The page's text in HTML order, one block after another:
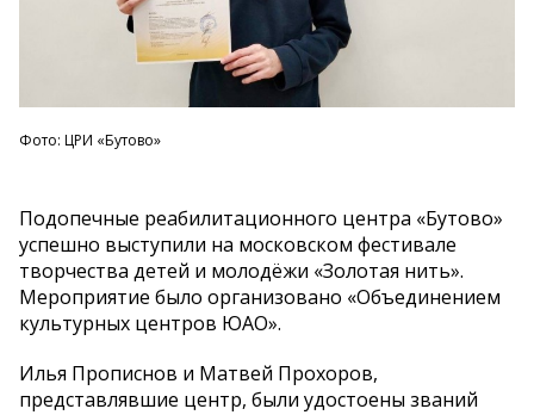
Фото: ЦРИ «Бутово»
Подопечные реабилитационного центра «Бутово»
успешно выступили на московском фестивале
творчества детей и молодёжи «Золотая нить».
Мероприятие было организовано «Объединением
культурных центров ЮАО».
Илья Прописнов и Матвей Прохоров,
представлявшие центр, были удостоены званий